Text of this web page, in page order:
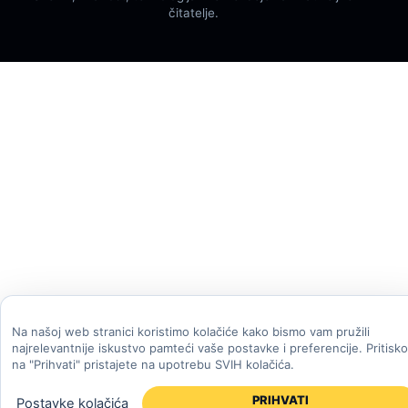
čitatelje.
Na našoj web stranici koristimo kolačiće kako bismo vam pružili
najrelevantnije iskustvo pamteći vaše postavke i preferencije.
na "Prihvati" pristajete na upotrebu SVIH kolačića.
Postavke kolačića PRIHVATI